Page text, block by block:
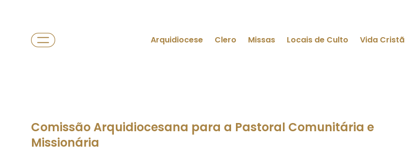
Arquidiocese Clero Missas Locais de Culto Vida Cristã
Comissão Arquidiocesana para a Pastoral Comunitária e
Missionária